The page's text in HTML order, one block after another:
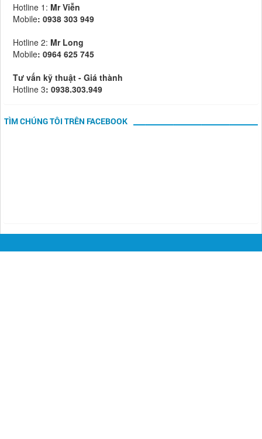
Hotline 1: Mr Viễn
Mobile: 0938 303 949
Hotline 2: Mr Long
Mobile: 0964 625 745
Tư vấn kỹ thuật - Giá thành
Hotline 3: 0938.303.949
TÌM CHÚNG TÔI TRÊN FACEBOOK